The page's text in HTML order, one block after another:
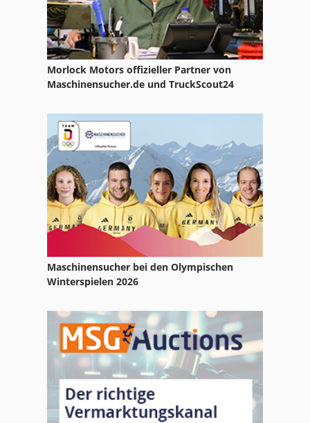
Morlock Motors offizieller Partner von
Maschinensucher.de und TruckScout24
Maschinensucher bei den Olympischen
Winterspielen 2026